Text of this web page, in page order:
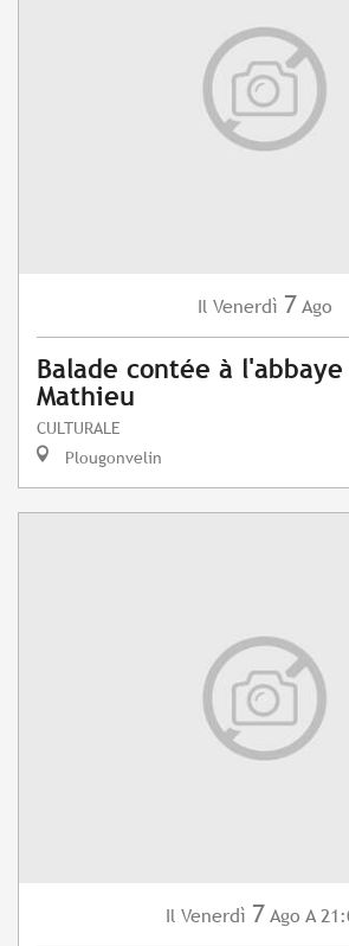
Il Venerdì 7 Ago
Balade contée à
Mathieu
CULTURALE
Plougonvelin
Il Venerdì 7 Ago A